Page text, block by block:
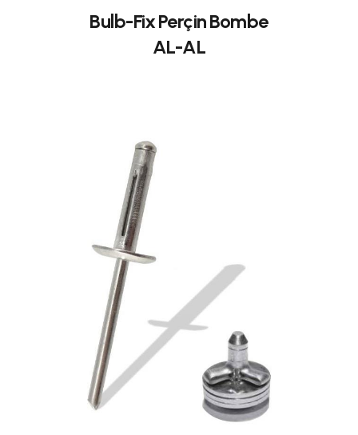
Bulb-Fix Perçin Bombe
AL-AL